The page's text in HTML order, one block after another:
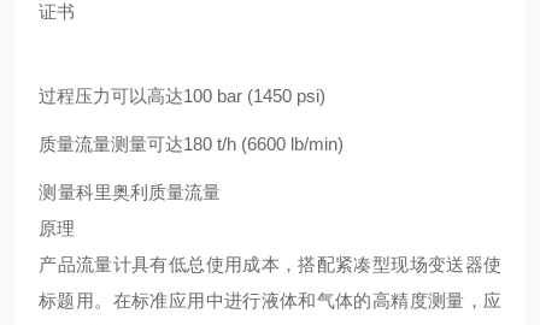
证书
过程压力可以高达100 bar (1450 psi)
质量流量测量可达180 t/h (6600 lb/min)
测量
原理
科里奥利质量流量
产品
标题
流量计具有低总使用成本，搭配紧凑型现场变送器使
用。在标准应用中进行液体和气体的高精度测量，应